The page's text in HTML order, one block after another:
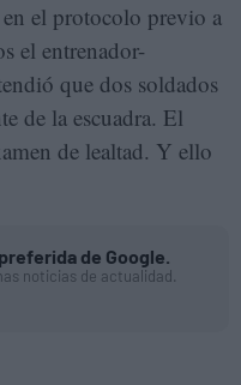
el protocolo previo a
el entrenador-
que dos soldados
de la escuadra. El
de lealtad. Y ello
de Google.
noticias de actualidad.